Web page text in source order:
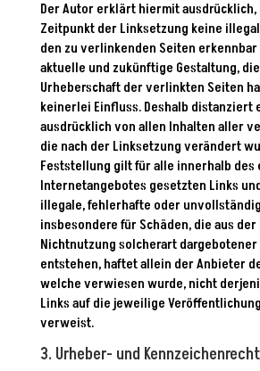
Der Autor erklärt hiermit ausdrücklich,
Zeitpunkt der Linksetzung keine
den zu verlinkenden Seiten erkennbar
aktuelle und zukünftige Gestaltung,
Urheberschaft der verlinkten Seiten
keinerlei Einfluss. Deshalb distanziert
ausdrücklich von allen Inhalten aller
die nach der Linksetzung verändert
Feststellung gilt für alle innerhalb des
Internetangebotes gesetzten Links
illegale, fehlerhafte oder
insbesondere für Schäden, die aus
Nichtnutzung solcherart
entstehen, haftet allein der Anbieter
welche verwiesen wurde, nicht
Links auf die jeweilige
verweist.
3. Urheber- und Kennzeichenrecht